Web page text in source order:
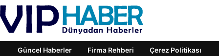
Güncel Haberler Firma Rehberi Çerez Politikası